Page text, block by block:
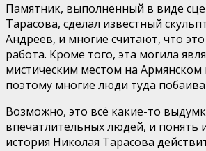
Памятник, выполненный в виде
Тарасова, сделал известный
Андреев, и многие считают, что
работа. Кроме того, эта могила
мистическим местом на
поэтому многие люди туда
Возможно, это всё какие-то
впечатлительных людей, и понять
история Николая Тарасова